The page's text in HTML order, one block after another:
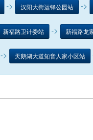
-> 汉阳大街运铎公园站 ->
新福路卫计委站 -> 新福路龙
-> 天鹅湖大道知音人家小区站